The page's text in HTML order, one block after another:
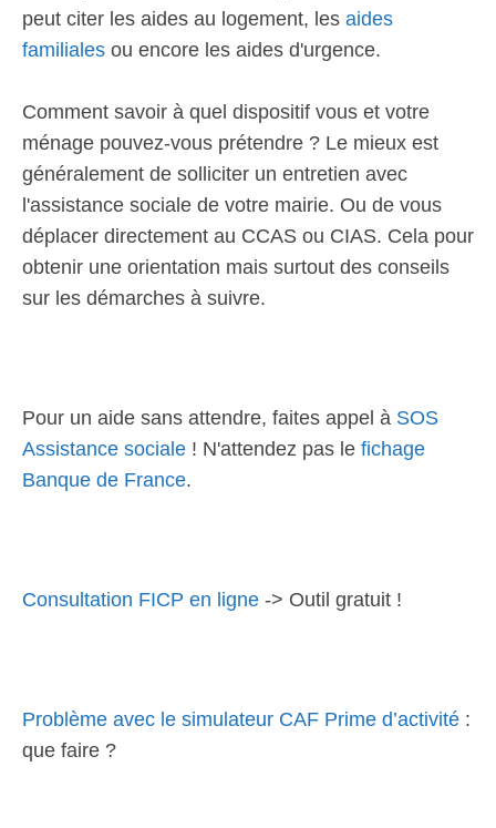
peut citer les aides au logement, les aides
familiales ou encore les aides d'urgence.
Comment savoir à quel dispositif vous et votre
ménage pouvez-vous prétendre ? Le mieux est
généralement de solliciter un entretien avec
l'assistance sociale de votre mairie. Ou de vous
déplacer directement au CCAS ou CIAS. Cela pour
obtenir une orientation mais surtout des conseils
sur les démarches à suivre.
Pour un aide sans attendre, faites appel à SOS
Assistance sociale ! N'attendez pas le fichage
Banque de France.
Consultation FICP en ligne -> Outil gratuit !
Problème avec le simulateur CAF Prime d’activité :
que faire ?